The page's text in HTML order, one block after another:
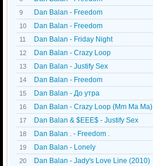
9 Dan Balan - Freedom
10 Dan Balan - Freedom
11 Dan Balan - Friday Night
12 Dan Balan - Crazy Loop
13 Dan Balan - Justify Sex
14 Dan Balan - Freedom
15 Dan Balan - До утра
16 Dan Balan - Crazy Loop (Mm Ma Ma)
17 Dan Balan & $EEE$ - Justify Sex
18 Dan Balan . - Freedom .
19 Dan Balan - Lonely
20 Dan Balan - Jady's Love Line (2010)